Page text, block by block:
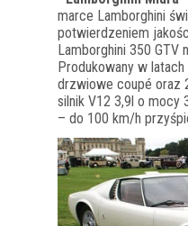
marce Lamborghini
potwierdzeniem
Lamborghini 350 GTV
Produkowany w
drzwiowe coupé oraz
silnik V12 3,9l o mocy
– do 100 km/h